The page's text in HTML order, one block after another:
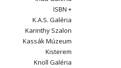
ISBN +
K.A.S. Galéria
Karinthy Szalon
Kassák Múzeum
Kisterem
Knoll Galéria